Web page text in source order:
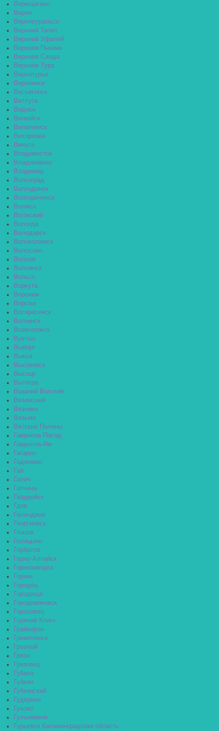
Верещагино
Верея
Верхнеуральск
Верхний Тагил
Верхний Уфалей
Верхняя Пышма
Верхняя Салда
Верхняя Тура
Верхотурье
Верхоянск
Весьегонск
Ветлуга
Видное
Вилюйск
Вилючинск
Вихоревка
Вичуга
Владивосток
Владикавказ
Владимир
Волгоград
Волгодонск
Волгореченск
Волжск
Волжский
Вологда
Володарск
Волоколамск
Волосово
Волхов
Волчанск
Вольск
Воркута
Воронеж
Ворсма
Воскресенск
Воткинск
Всеволожск
Вуктыл
Выборг
Выкса
Высоковск
Высоцк
Вытегра
Вышний Волочёк
Вяземский
Вязники
Вязьма
Вятские Поляны
Гаврилов Посад
Гаврилов-Ям
Гагарин
Гаджиево
Гай
Галич
Гатчина
Гвардейск
Гдов
Геленджик
Георгиевск
Глазов
Голицыно
Горбатов
Горно-Алтайск
Горнозаводск
Горняк
Городец
Городище
Городовиковск
Гороховец
Горячий Ключ
Грайворон
Гремячинск
Грозный
Грязи
Грязовец
Губаха
Губкин
Губкинский
Гудермес
Гуково
Гулькевичи
Гурьевск Калининградская область